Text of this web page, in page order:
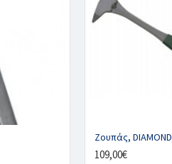
Ζουπάς, DIAMOND
109,00€